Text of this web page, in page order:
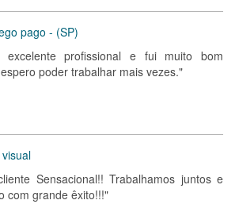
pago - (SP)
profissional e fui muito bom
poder trabalhar mais vezes."
Sensacional!! Trabalhamos juntos e
com grande êxito!!!"